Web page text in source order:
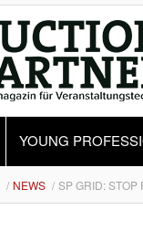
YOUNG
NEWS SP GRID: STOP